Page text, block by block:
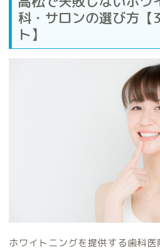
科・サロンの選び方【
ト】
ホワイトニングを提供する歯科